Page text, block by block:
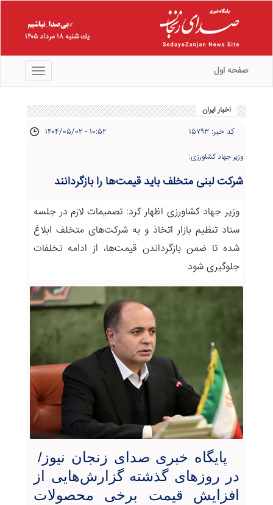
يك شنبه ۱۸ مرداد ۱۴۰۵
منو صفحه اول
اخبار ایران
کد خبر: ۱۵۷۹۳ ۱۴۰۴/۰۵/۰۲ - ۱۰:۵۲
وزیر جهاد کشاورزی:
شرکت لبنی متخلف باید قیمت‌ها را بازگردانند
وزیر جهاد کشاورزی اظهار کرد: تصمیمات لازم در جلسه
ستاد تنظیم بازار اتخاذ و به شرکت‌های متخلف ابلاغ
شده تا ضمن بازگرداندن قیمت‌ها، از ادامه تخلفات
جلوگیری شود
پایگاه خبری صدای زنجان نیوز/
در روزهای گذشته گزارش‌هایی از
افزایش قیمت برخی محصولات